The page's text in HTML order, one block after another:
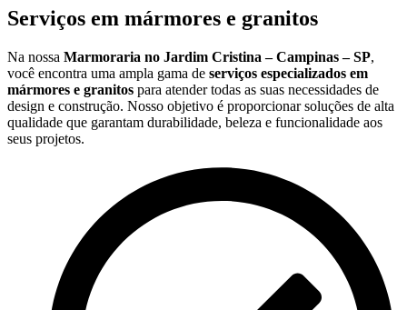
Serviços em mármores e granitos
Na nossa Marmoraria no Jardim Cristina – Campinas – SP,
você encontra uma ampla gama de serviços especializados em
mármores e granitos para atender todas as suas necessidades de
design e construção. Nosso objetivo é proporcionar soluções de alta
qualidade que garantam durabilidade, beleza e funcionalidade aos
seus projetos.